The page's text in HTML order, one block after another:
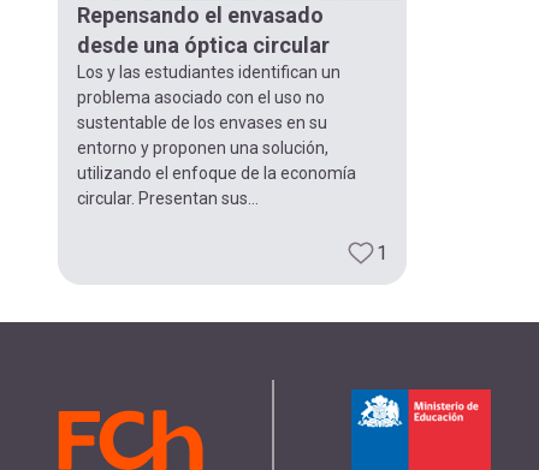
Repensando el envasado
desde una óptica circular
Los y las estudiantes identifican un
problema asociado con el uso no
sustentable de los envases en su
entorno y proponen una solución,
utilizando el enfoque de la economía
circular. Presentan sus...
1